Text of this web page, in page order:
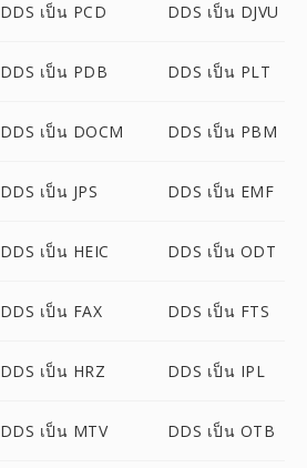
DDS เป็น PCD DDS เป็น DJVU
DDS เป็น PDB DDS เป็น PLT
DDS เป็น DOCM DDS เป็น PBM
DDS เป็น JPS DDS เป็น EMF
DDS เป็น HEIC DDS เป็น ODT
DDS เป็น FAX DDS เป็น FTS
DDS เป็น HRZ DDS เป็น IPL
DDS เป็น MTV DDS เป็น OTB